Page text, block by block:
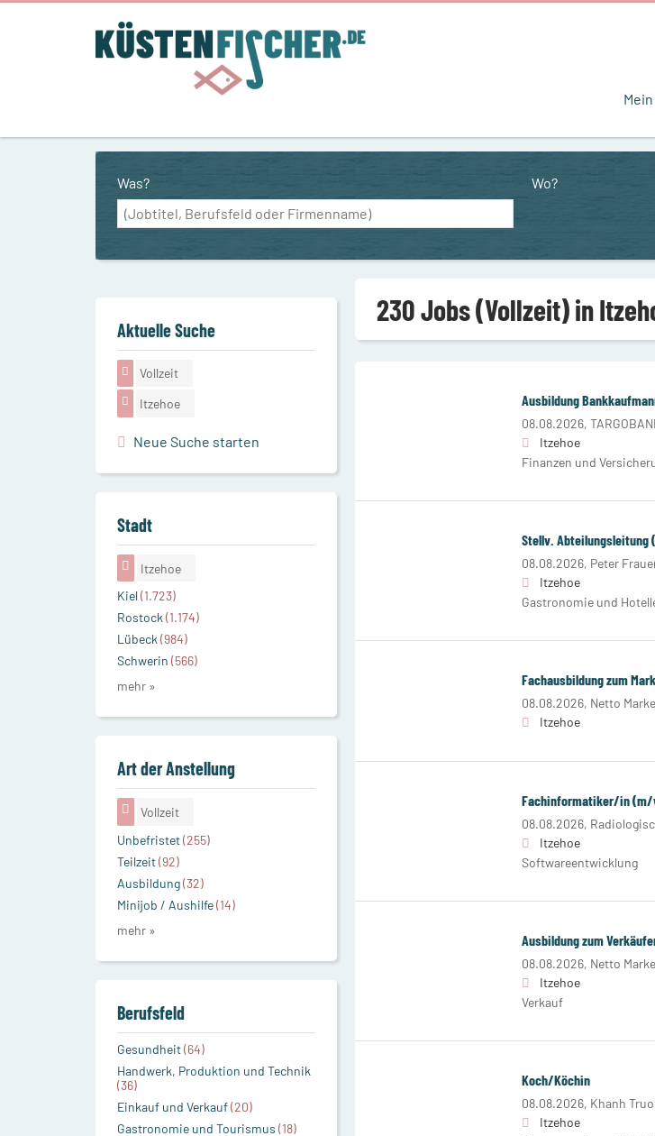
Was? Wo?
230 Jobs (Vollzeit) in
Ausbildung
08.08.2026,
Itzehoe
Finanzen und
Stellv.
08.08.2026, Peter
Itzehoe
Gastronomie und
Fachausbildung zum
08.08.2026, Netto
Itzehoe
Fachinformatiker/in (m/
08.08.2026,
Itzehoe
Softwareentwicklung
Ausbildung zum
08.08.2026, Netto
Itzehoe
Verkauf
Koch/Köchin
08.08.2026, Khanh
Itzehoe
Aktuelle Suche
Vollzeit
Itzehoe
Neue Suche starten
Stadt
Itzehoe
Kiel(1.723)
Rostock(1.174)
Lübeck(984)
Schwerin (566)
mehr »
Art der Anstellung
Vollzeit
Unbefristet(255)
Teilzeit(92)
Ausbildung(32)
Minijob / Aushilfe(14)
mehr »
Berufsfeld
Gesundheit(64)
Handwerk, Produktion und Technik
(36)
Einkauf und Verkauf(20)
Gastronomie und Tourismus (18)